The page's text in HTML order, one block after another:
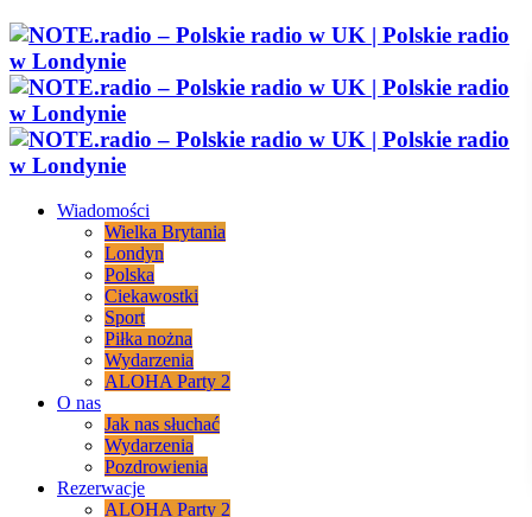
Wiadomości
Wielka Brytania
Londyn
Polska
Ciekawostki
Sport
Piłka nożna
Wydarzenia
ALOHA Party 2
O nas
Jak nas słuchać
Wydarzenia
Pozdrowienia
Rezerwacje
ALOHA Party 2